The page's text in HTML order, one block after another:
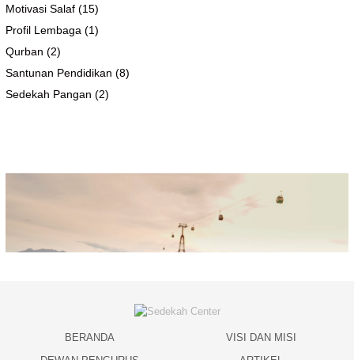
Motivasi Salaf (15)
Profil Lembaga (1)
Qurban (2)
Santunan Pendidikan (8)
Sedekah Pangan (2)
BERANDA
VISI DAN MISI